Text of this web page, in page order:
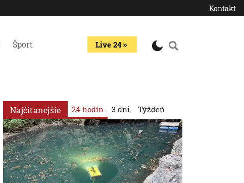
Kontakt
Šport Live 24
Najčítanejšie 24 hodín 3 dni Týždeň